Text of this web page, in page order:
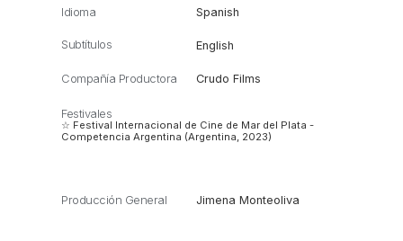
Idioma Spanish
Subtítulos English
Compañía Productora Crudo Films
Festivales
☆ Festival Internacional de Cine de Mar del Plata -
Competencia Argentina (Argentina, 2023)
Producción General Jimena Monteoliva